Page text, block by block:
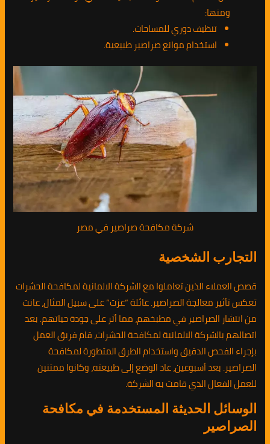
ومنها:
تنظيف دوري للمساحات.
استخدام موانع صراصير طبيعية.
شركة مكافحة صراصير في مصر
التجارب الشخصية
قصص العملاء الذين تعاملوا مع الشركة الالمانية لمكافحة الحشرات
تعكس تأثير معالجة الصراصير. عائلة “عزت” على سبيل المثال، عانت
من انتشار الصراصير في مطبخهم، مما أثر على جودة حياتهم. بعد
اتصالهم بالشركة الالمانية لمكافحة الحشرات، قام فريق العمل
بإجراء الفحص الدقيق واستخدام الطرق المتطورة لمكافحة
الصراصير. بعد أسبوعين، عاد الوضع إلى طبيعته، وكانوا ممتنين
للعمل الفعال الذي قامت به الشركة.
الوسائل الحديثة المستخدمة في مكافحة
الصراصير